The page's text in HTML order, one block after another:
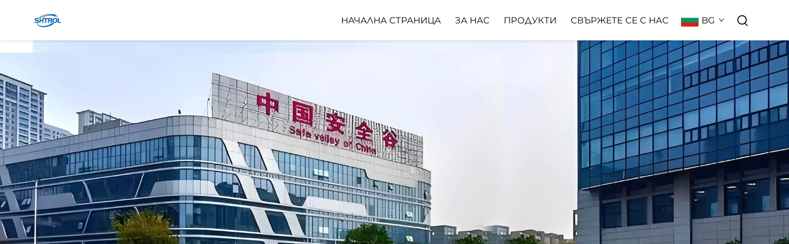
НАЧАЛНА СТРАНИЦА ЗА НАС ПРОДУКТИ СВЪРЖЕТЕ СЕ С НАС BG